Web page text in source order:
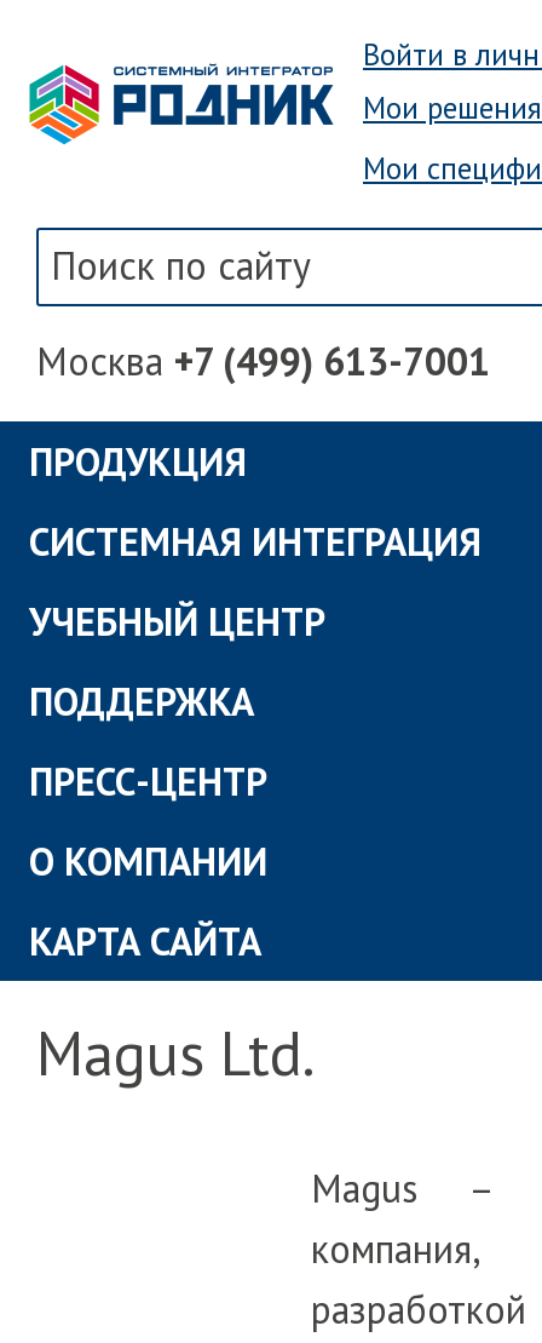
Войти в
Мои решения
Мои
Москва +7 (499) 613-7001
ПРОДУКЦИЯ
СИСТЕМНАЯ ИНТЕГРАЦИЯ
УЧЕБНЫЙ ЦЕНТР
ПОДДЕРЖКА
ПРЕСС-ЦЕНТР
О КОМПАНИИ
КАРТА САЙТА
Magus Ltd.
Magus –
компания,